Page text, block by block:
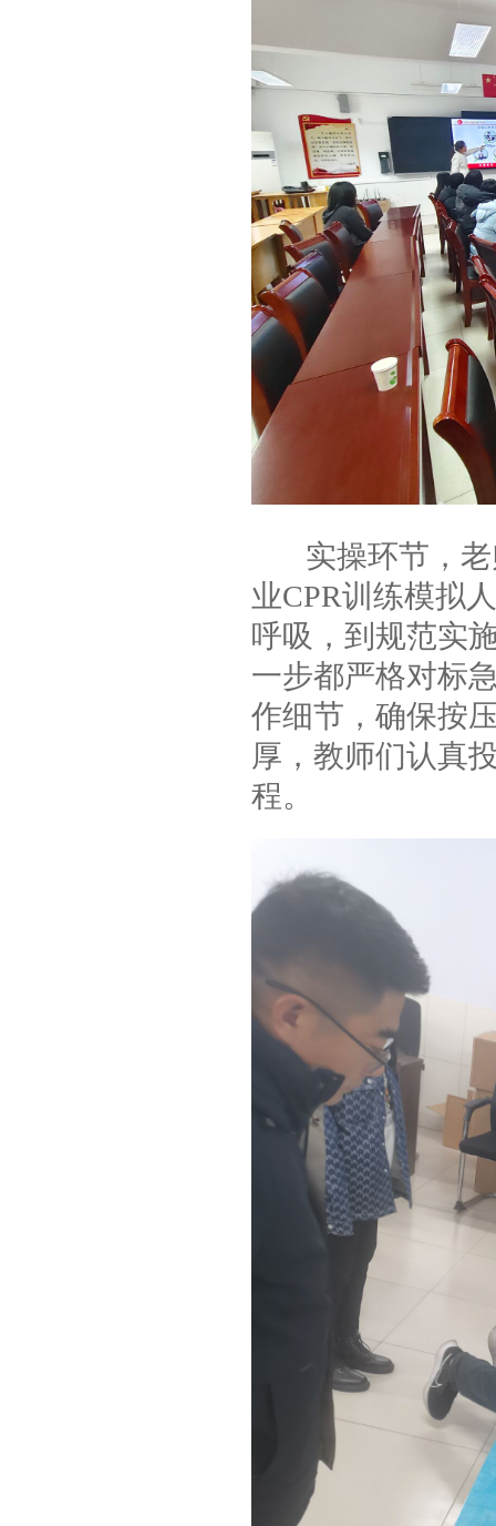
实操环节，老
业CPR训练模拟
呼吸，到规范实
一步都严格对标
作细节，确保按
厚，教师们认真
程。